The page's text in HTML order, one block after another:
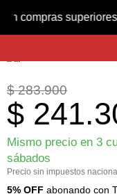
Producto nuevo
Kit Pinza Multiuso Rebar +
$283.900
$
Mismo precio en 3
sábados
Precio sin impuestos
5% OFF abonando con
superiores a